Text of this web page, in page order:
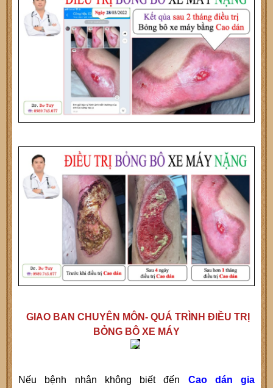
GIAO BAN CHUYÊN MÔN- QUÁ TRÌNH ĐIỀU TRỊ
BỎNG BÔ XE MÁY
Nếu bệnh nhân không biết đến Cao dán gia